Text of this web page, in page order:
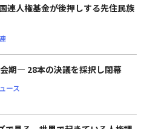
連人権基金が後押しする先住民族
期― 28本の決議を採択し閉幕
ース